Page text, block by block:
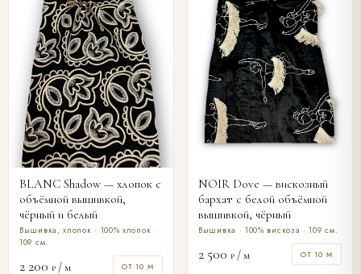
BLANC Shadow — хлопок с
объёмной вышивкой,
чёрный и белый
Вышивка, хлопок · 100% хлопок ·
109 см.
2 200 ₽ / м ОТ 10 М
NOIR Dove — вискозный
бархат с белой объёмной
вышивкой, чёрный
Вышивка · 100% вискоза · 109 см.
2 500 ₽ / м ОТ 10 М